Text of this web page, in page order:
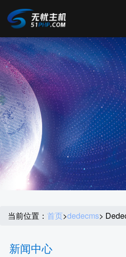
当前位置： 首页>dedecms>
新闻中心